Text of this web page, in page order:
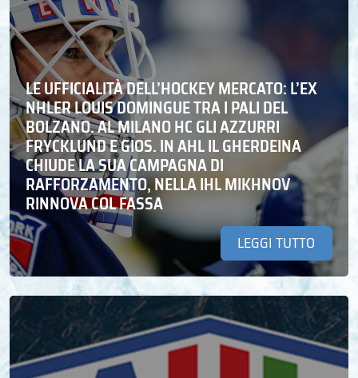
LE UFFICIALITÀ DELL’HOCKEY MERCATO: L’EX
NHLER LOUIS DOMINGUE TRA I PALI DEL
BOLZANO. AL MILANO HC GLI AZZURRI
FRYCKLUND E GIOS. IN AHL IL GHERDEINA
CHIUDE LA SUA CAMPAGNA DI
RAFFORZAMENTO, NELLA IHL MIKHNOV
RINNOVA COL FASSA
LEGGI TUTTO